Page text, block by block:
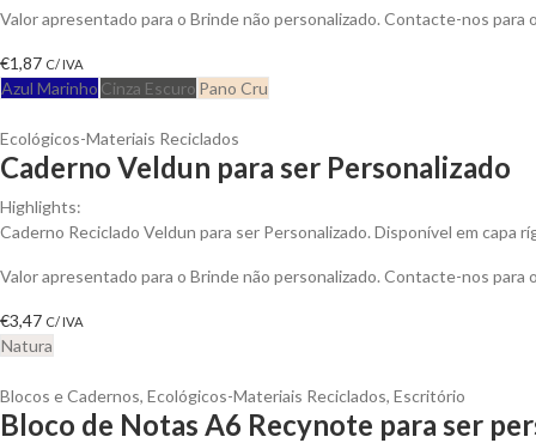
Valor apresentado para o Brinde não personalizado. Contacte-nos
€1,87 C/ IVA
Azul Marinho Cinza Escuro Pano Cru
Ecológicos-Materiais Reciclados
Caderno Veldun para ser Personalizado
Highlights:
Caderno Reciclado Veldun para ser Personalizado. Disponível em capa
Valor apresentado para o Brinde não personalizado. Contacte-nos
€3,47 C/ IVA
Natura
Blocos e Cadernos, Ecológicos-Materiais Reciclados, Escritório
Bloco de Notas A6 Recynote para ser